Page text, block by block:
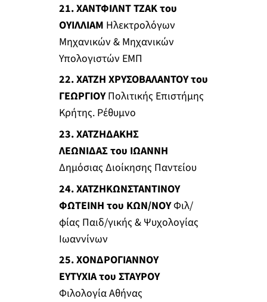
21. ΧΑΝΤΦΙΛΝΤ ΤΖΑΚ του
ΟΥΙΛΛΙΑΜ Ηλεκτρολόγων
Μηχανικών & Μηχανικών
Υπολογιστών ΕΜΠ
22. ΧΑΤΖΗ ΧΡΥΣΟΒΑΛΑΝΤΟΥ του
ΓΕΩΡΓΙΟΥΠολιτικής Επιστήμης
Κρήτης. Ρέθυμνο
23. ΧΑΤΖΗΔΑΚΗΣ
ΛΕΩΝΙΔΑΣ του ΙΩΑΝΝΗ
Δημόσιας Διοίκησης Παντείου
24. ΧΑΤΖΗΚΩΝΣΤΑΝΤΙΝΟΥ
ΦΩΤΕΙΝΗ του ΚΩΝ/ΝΟΥΦιλ/
φίας Παιδ/γικής & Ψυχολογίας
Ιωαννίνων
25. ΧΟΝΔΡΟΓΙΑΝΝΟΥ
ΕΥΤΥΧΙΑ του ΣΤΑΥΡΟΥ
Φιλολογία Αθήνας